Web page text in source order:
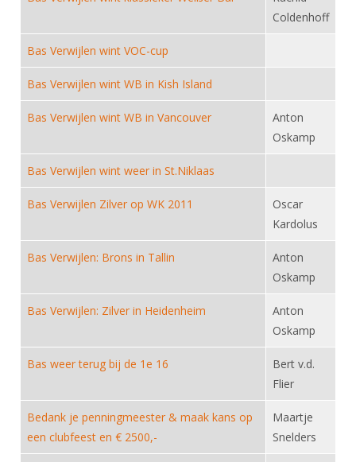
Gebruiksvoorwaarden
Handleiding
Historie
Commissies
Ereleden
Leden van Verdiensten
Vacatures
Bondsbureau
Medewerkers
Formulieren
Alle Verenigingen
Verenigingsondersteuning
Witte Vlekkenplan
Inschrijven
Reglementen
Rolstoelschermen
Wedstrijdkalender
KNAS Keurmerk
JPT
Wedstrijdorganisatie
Nieuws
Aanvragen van scheidsrechters
DBT
FBT
Talentontwikkeling
Internationale Titeltoernooien
Internationale aanmeldingen
Voor coaches en leraren
Nieuws
Nationale opleidingen
Internationale opleidingen
Opleidingen
Leraar
Voor scheidsrechters
Scheidsrechterslijst
Opleidingen
Tuchtzaken
Nieuws
Coldenhoff
Bas Verwijlen wint VOC-cup
Bas Verwijlen wint WB in Kish Island
Bas Verwijlen wint WB in Vancouver
Anton
Oskamp
Bas Verwijlen wint weer in St.Niklaas
Bas Verwijlen Zilver op WK 2011
Oscar
Kardolus
Bas Verwijlen: Brons in Tallin
Anton
Oskamp
Bas Verwijlen: Zilver in Heidenheim
Anton
Oskamp
Bas weer terug bij de 1e 16
Bert v.d.
Flier
Bedank je penningmeester & maak kans op
een clubfeest en € 2500,-
Maartje
Snelders